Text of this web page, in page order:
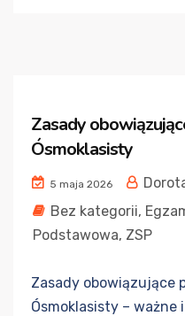
Zasady
Ósmoklasisty
5 maja 2026
Bez kategorii,
Podstawowa, ZSP
Zasady obowiązujące
Ósmoklasisty –